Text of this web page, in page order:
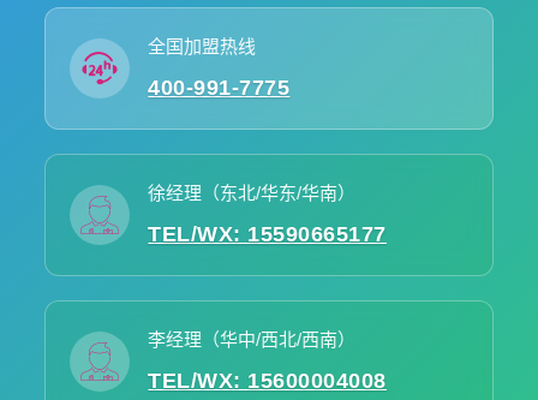
全国加盟热线
400-991-7775
徐经理（东北/华东/华南）
TEL/WX: 15590665177
李经理（华中/西北/西南）
TEL/WX: 15600004008